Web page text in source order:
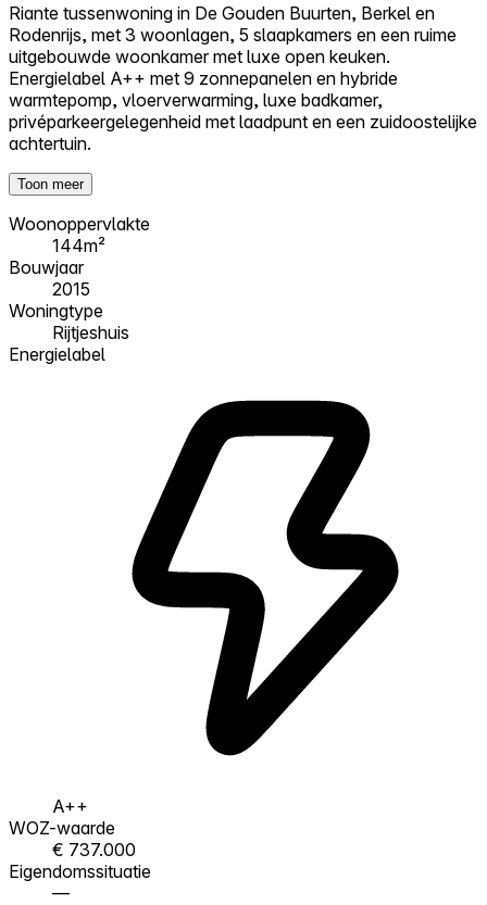
Riante tussenwoning in De Gouden Buurten, Berkel en
Rodenrijs, met 3 woonlagen, 5 slaapkamers en een ruime
uitgebouwde woonkamer met luxe open keuken.
Energielabel A++ met 9 zonnepanelen en hybride
warmtepomp, vloerverwarming, luxe badkamer,
privéparkeergelegenheid met laadpunt en een zuidoostelijke
achtertuin.
Toon meer
Woonoppervlakte
144m²
Bouwjaar
2015
Woningtype
Rijtjeshuis
Energielabel
A++
WOZ-waarde
€ 737.000
Eigendomssituatie
—